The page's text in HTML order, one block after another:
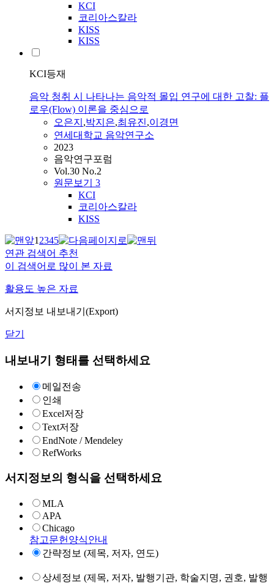
KCI
코리아스칼라
KISS
KISS
KCI등재
음악 청취 시 나타나는 음악적 몰입 연구에 대한 고찰: 플
로우(Flow) 이론을 중심으로
오은지 ,박지은,최유진,이경면
연세대학교 음악연구소
2023
음악연구포럼
Vol.30 No.2
원문보기 3
KCI
코리아스칼라
KISS
12345
연관 검색어 추천
이 검색어로 많이 본 자료
활용도 높은 자료
서지정보 내보내기(Export)
닫기
내보내기 형태를 선택하세요
메일전송
인쇄
Excel저장
Text저장
EndNote / Mendeley
RefWorks
서지정보의 형식을 선택하세요
MLA
APA
Chicago
참고문헌양식안내
간략정보 (제목, 저자, 연도)
상세정보 (제목, 저자, 발행기관, 학술지명, 권호, 발행